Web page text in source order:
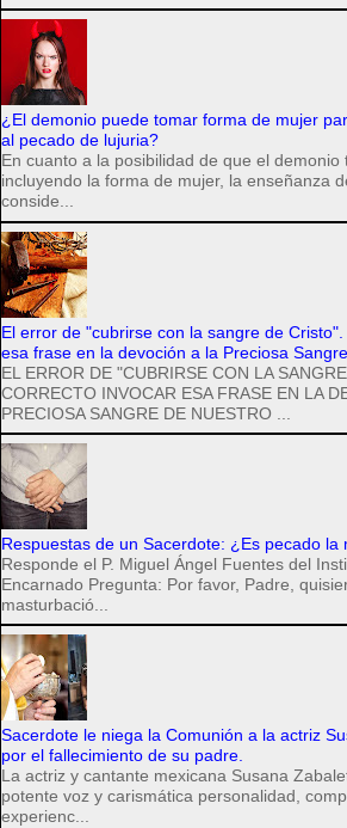
¿El demonio puede tomar forma de mujer
al pecado de lujuria?
En cuanto a la posibilidad de que el
incluyendo la forma de mujer, la enseñanza
conside...
El error de "cubrirse con la sangre de
esa frase en la devoción a la Preciosa
EL ERROR DE "CUBRIRSE CON LA
CORRECTO INVOCAR ESA FRASE EN LA
PRECIOSA SANGRE DE NUESTRO ...
Respuestas de un Sacerdote: ¿Es pecado la
Responde el P. Miguel Ángel Fuentes del
Encarnado Pregunta: Por favor, Padre,
masturbació...
Sacerdote le niega la Comunión a la actriz
por el fallecimiento de su padre.
La actriz y cantante mexicana Susana
potente voz y carismática personalidad,
experienc...